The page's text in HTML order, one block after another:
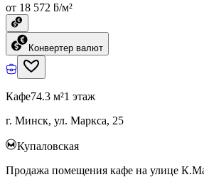
от 18 572 ƃ/м²
Конвертер валют
Кафе74.3 м²1 этаж
г. Минск, ул. Маркса, 25
Купаловская
Продажа помещения кафе на улице